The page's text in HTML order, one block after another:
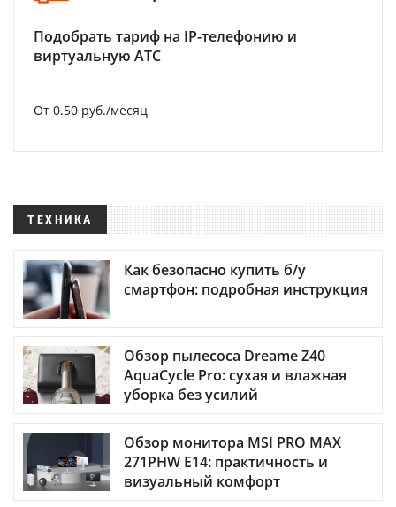
Подобрать тариф на IP-телефонию и
виртуальную АТС
От 0.50 руб./месяц
ТЕХНИКА
Как безопасно купить б/у
смартфон: подробная инструкция
Обзор пылесоса Dreame Z40
AquaCycle Pro: сухая и влажная
уборка без усилий
Обзор монитора MSI PRO MAX
271PHW E14: практичность и
визуальный комфорт